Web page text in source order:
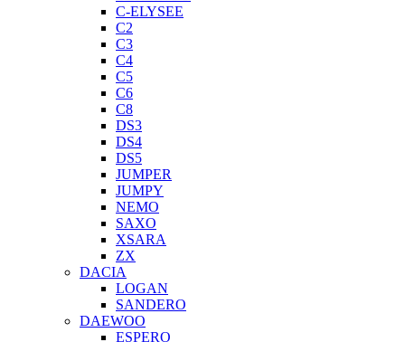
C-ELYSEE
C2
C3
C4
C5
C6
C8
DS3
DS4
DS5
JUMPER
JUMPY
NEMO
SAXO
XSARA
ZX
DACIA
LOGAN
SANDERO
DAEWOO
ESPERO